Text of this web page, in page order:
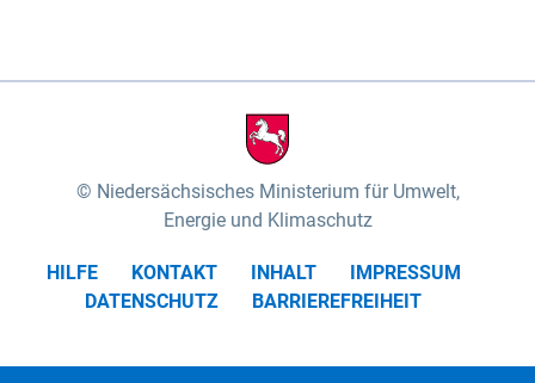
Niedersächsisches Ministerium für Umwelt,
Energie und Klimaschutz
HILFE KONTAKT INHALT
IMPRESSUM
DATENSCHUTZ
BARRIEREFREIHEIT